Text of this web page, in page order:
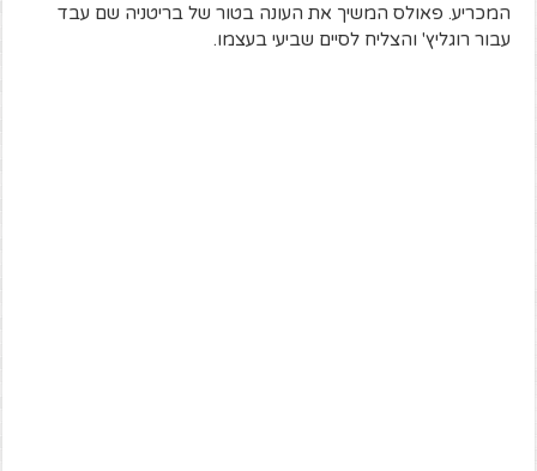
המכריע. פאולס המשיך את העונה בטור של בריטניה שם עבד
עבור רוגליץ' והצליח לסיים שביעי בעצמו.